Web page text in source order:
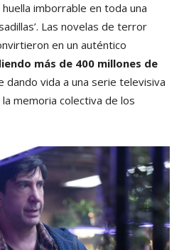
imborrable en toda una
Las novelas de terror
en un auténtico
más de 400 millones de
vida a una serie televisiva
memoria colectiva de los